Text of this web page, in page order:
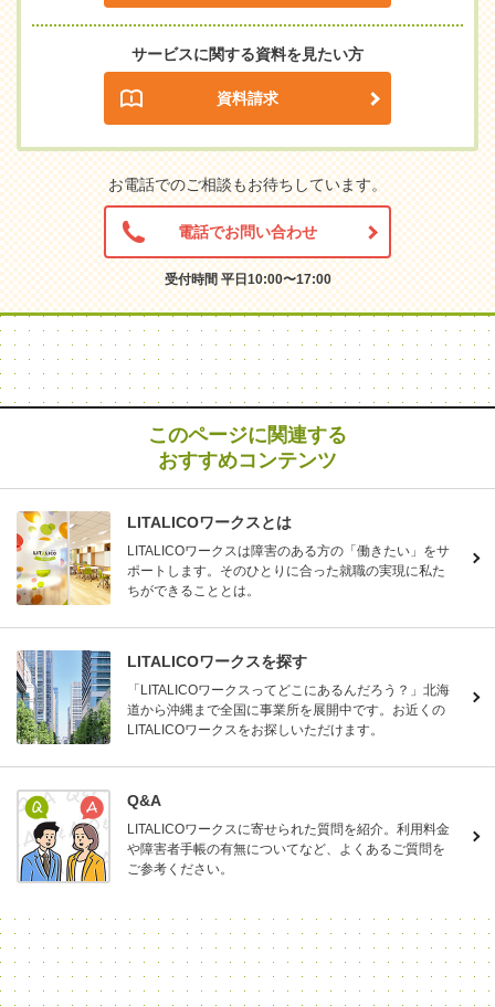
サービスに関する資料を見たい方
資料請求
お電話でのご相談もお待ちしています。
電話でお問い合わせ
受付時間 平日10:00〜17:00
このページに関連する
おすすめコンテンツ
LITALICOワークスとは
LITALICOワークスは障害のある方の「働きたい」をサ
ポートします。そのひとりに合った就職の実現に私た
ちができることとは。
LITALICOワークスを探す
「LITALICOワークスってどこにあるんだろう？」北海
道から沖縄まで全国に事業所を展開中です。お近くの
LITALICOワークスをお探しいただけます。
Q&A
LITALICOワークスに寄せられた質問を紹介。利用料金
や障害者手帳の有無についてなど、よくあるご質問を
ご参考ください。